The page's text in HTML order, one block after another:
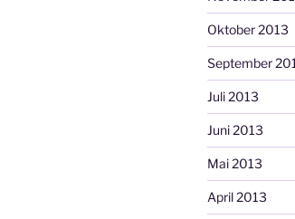
Oktober 2013
September
Juli 2013
Juni 2013
Mai 2013
April 2013